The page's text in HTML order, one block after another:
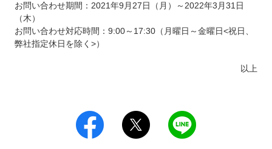
お問い合わせ期間：2021年9月27日（月）～2022年3月31日
（木）
お問い合わせ対応時間：9:00～17:30（月曜日～金曜日<祝日、
弊社指定休日を除く>）
以上